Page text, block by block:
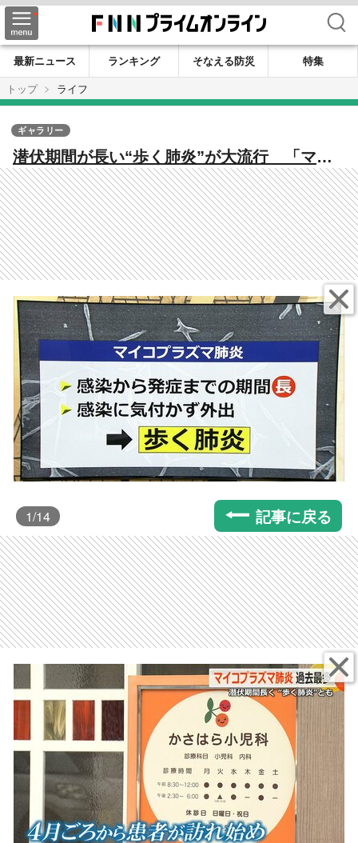
検索
最新ニュース ランキング そなえる防災
特集
トップ
ライフ
潜伏期間が長い“歩く肺炎”が大流行 「マイ
コプラズマ肺炎」患者数が福井県内でも過去
最多 医師は流行の長期化懸念
ギャラリー
1/14 記事に戻る